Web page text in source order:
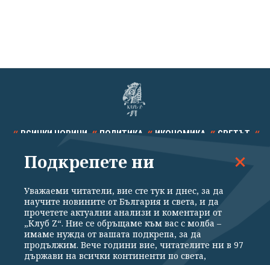
ВСИЧКИ НОВИНИ ПОЛИТИКА ИКОНОМИКА СВЕТЪТ
СПОРТ КУЛТУРА ТЕХНОЛОГИИ КАЛЕЙДОСКОП
Общи условия
Политика за поверителност
Подкрепете ни
Уважаеми читатели, вие сте тук и днес, за да
научите новините от България и света, и да
прочетете актуални анализи и коментари от
„Клуб Z“. Ние се обръщаме към вас с молба –
имаме нужда от вашата подкрепа, за да
продължим. Вече години вие, читателите ни в 97
държави на всички континенти по света,